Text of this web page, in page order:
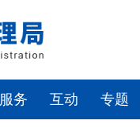
服务 互动 专题